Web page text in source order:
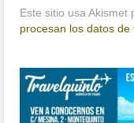
Este sitio usa
procesan los datos de